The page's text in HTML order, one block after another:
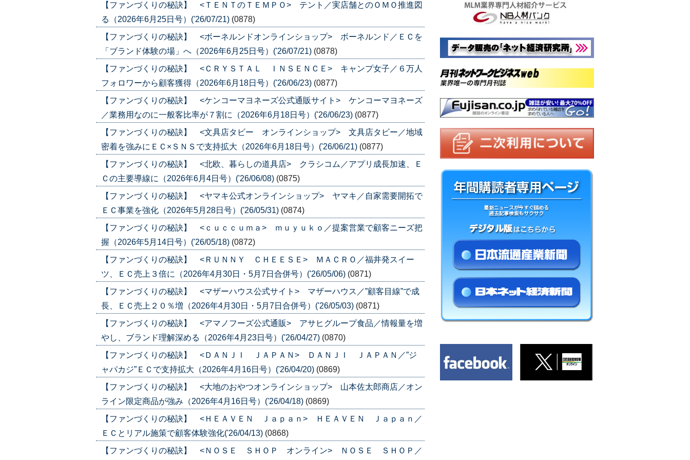
【ファンづくりの秘訣】 <ＴＥＮＴのＴＥＭＰＯ> テント／実店舗とのＯＭＯ推進図
る（2026年6月25日号）('26/07/21) (0878)
【ファンづくりの秘訣】 <ボーネルンドオンラインショップ> ボーネルンド／ＥＣを
「ブランド体験の場」へ（2026年6月25日号）('26/07/21) (0878)
【ファンづくりの秘訣】 <ＣＲＹＳＴＡＬ ＩＮＳＥＮＣＥ> キャンプ女子／６万人
フォロワーから顧客獲得（2026年6月18日号）('26/06/23) (0877)
【ファンづくりの秘訣】 <ケンコーマヨネーズ公式通販サイト> ケンコーマヨネーズ
／業務用なのに一般客比率が７割に（2026年6月18日号）('26/06/23) (0877)
【ファンづくりの秘訣】 <文具店タビー オンラインショップ> 文具店タビー／地域
密着を強みにＥＣ×ＳＮＳで支持拡大（2026年6月18日号）('26/06/21) (0877)
【ファンづくりの秘訣】 <北欧、暮らしの道具店> クラシコム／アプリ成長加速、Ｅ
Ｃの主要導線に（2026年6月4日号）('26/06/08) (0875)
【ファンづくりの秘訣】 <ヤマキ公式オンラインショップ> ヤマキ／自家需要開拓で
ＥＣ事業を強化（2026年5月28日号）('26/05/31) (0874)
【ファンづくりの秘訣】 <ｃｕｃｃｕｍａ> ｍｕｙｕｋｏ／提案営業で顧客ニーズ把
握（2026年5月14日号）('26/05/18) (0872)
【ファンづくりの秘訣】 <ＲＵＮＮＹ ＣＨＥＥＳＥ> ＭＡＣＲＯ／福井発スイー
ツ、ＥＣ売上３倍に（2026年4月30日・5月7日合併号）('26/05/06) (0871)
【ファンづくりの秘訣】 <マザーハウス公式サイト> マザーハウス／”顧客目線”で成
長、ＥＣ売上２０％増（2026年4月30日・5月7日合併号）('26/05/03) (0871)
【ファンづくりの秘訣】 <アマノフーズ公式通販> アサヒグループ食品／情報量を増
やし、ブランド理解深める（2026年4月23日号）('26/04/27) (0870)
【ファンづくりの秘訣】 <ＤＡＮＪＩ ＪＡＰＡＮ> ＤＡＮＪＩ ＪＡＰＡＮ／”ジ
ャパカジ”ＥＣで支持拡大（2026年4月16日号）('26/04/20) (0869)
【ファンづくりの秘訣】 <大地のおやつオンラインショップ> 山本佐太郎商店／オン
ライン限定商品が強み（2026年4月16日号）('26/04/18) (0869)
【ファンづくりの秘訣】 <ＨＥＡＶＥＮ Ｊａｐａｎ> ＨＥＡＶＥＮ Ｊａｐａｎ／
ＥＣとリアル施策で顧客体験強化('26/04/13) (0868)
【ファンづくりの秘訣】 <ＮＯＳＥ ＳＨＯＰ オンライン> ＮＯＳＥ ＳＨＯＰ／